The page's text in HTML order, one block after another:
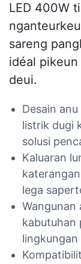
LED 400W
sareng
idéal
deui.
Desain
listrik dugi
solusi
Kaluaran
lega
Wangunan
kabutuhan